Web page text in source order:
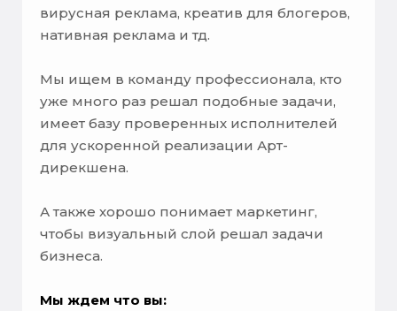
вирусная реклама, креатив для блогеров,
нативная реклама и тд.
Мы ищем в команду профессионала, кто
уже много раз решал подобные задачи,
имеет базу проверенных исполнителей
для ускоренной реализации Арт-
дирекшена.
А также хорошо понимает маркетинг,
чтобы визуальный слой решал задачи
бизнеса.
Мы ждем что вы: